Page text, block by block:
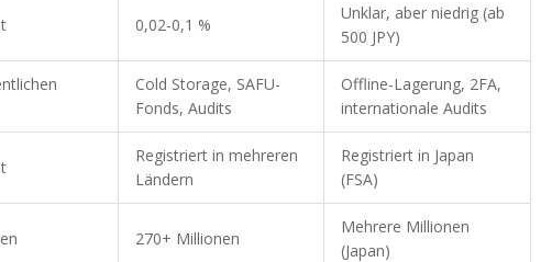
0,02-0,1 %
Unklar, aber niedrig (ab
500 JPY)
Cold Storage, SAFU-
Fonds, Audits
Offline-Lagerung, 2FA,
internationale Audits
Registriert in mehreren
Ländern
Registriert in Japan
(FSA)
270+ Millionen
Mehrere Millionen
(Japan)